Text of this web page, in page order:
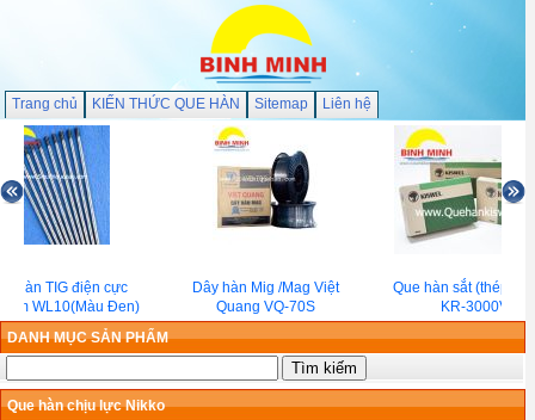
Trang chủ KIẾN THỨC QUE HÀN Sitemap Liên hệ
hàn TIG điện cực
WL10(Màu Đen)
Dây hàn Mig /Mag Việt
Quang VQ-70S
Que hàn sắt
KR-3000V
DANH MỤC SẢN PHẨM
Que hàn chịu lực Nikko